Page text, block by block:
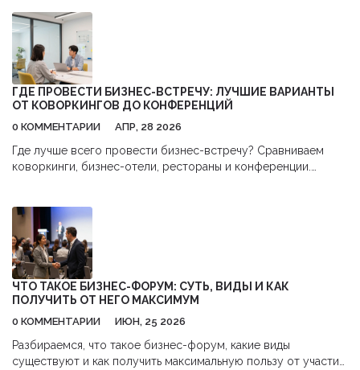
ГДЕ ПРОВЕСТИ БИЗНЕС-ВСТРЕЧУ: ЛУЧШИЕ ВАРИАНТЫ
ОТ КОВОРКИНГОВ ДО КОНФЕРЕНЦИЙ
0 КОММЕНТАРИИ АПР, 28 2026
Где лучше всего провести бизнес-встречу? Сравниваем
коворкинги, бизнес-отели, рестораны и конференции.
ЧТО ТАКОЕ БИЗНЕС-ФОРУМ: СУТЬ, ВИДЫ И КАК
ПОЛУЧИТЬ ОТ НЕГО МАКСИМУМ
0 КОММЕНТАРИИ ИЮН, 25 2026
Разбираемся, что такое бизнес-форум, какие виды
существуют и как получить максимальную пользу от участия.